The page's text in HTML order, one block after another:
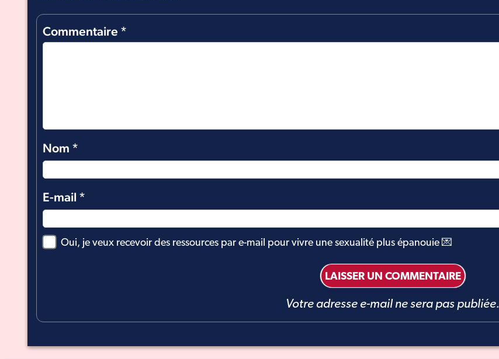
Votre adresse e-mail ne sera pas publiée.
Commentaire *
Oui, je veux recevoir des ressources par e-mail pour vivre une sexualité plus épanouie 💌
Nom *
E-mail *